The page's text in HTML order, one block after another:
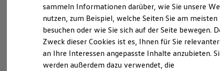
Reichweite
Reichweite der ID. Modelle
Reichweite im Winter
Laden
Laden unterwegs
Laden Zuhause
sammeln Informationen darüber, wie Sie unsere
nutzen, zum Beispiel, welche Seiten Sie am meisten
besuchen oder wie Sie sich auf der Seite bewegen.
Zweck dieser Cookies ist es, Ihnen für Sie
an Ihre Interessen angepasste Inhalte anzubieten.
werden außerdem dazu verwendet, die